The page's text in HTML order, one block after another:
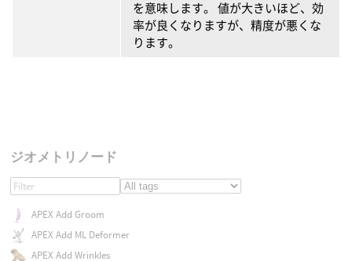
を意味します。 値が大きいほど、効
率が良くなりますが、精度が悪くな
ります。
ジオメトリノード
APEX Add Groom
APEX Add ML Deformer
APEX Add Wrinkles